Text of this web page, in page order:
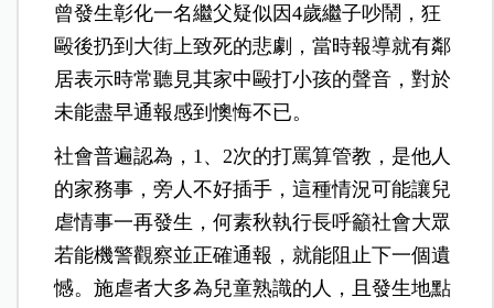
曾發生彰化一名繼父疑似因4歲繼子吵鬧，狂
毆後扔到大街上致死的悲劇，當時報導就有鄰
居表示時常聽見其家中毆打小孩的聲音，對於
未能盡早通報感到懊悔不已。
社會普遍認為，1、2次的打罵算管教，是他人
的家務事，旁人不好插手，這種情況可能讓兒
虐情事一再發生，何素秋執行長呼籲社會大眾
若能機警觀察並正確通報，就能阻止下一個遺
憾。施虐者大多為兒童熟識的人，且發生地點